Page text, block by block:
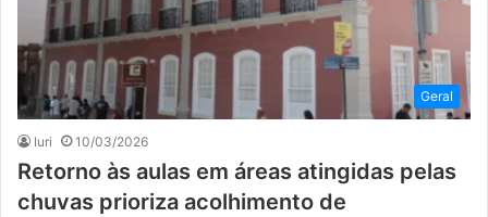
Geral
Iuri 10/03/2026
Retorno às aulas em áreas atingidas pelas
chuvas prioriza acolhimento de